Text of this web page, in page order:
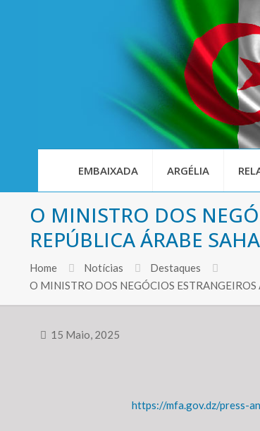
EMBAIXADA ARGÉLIA
O MINISTRO DOS
REPÚBLICA ÁRABE
Home Notícias
Destaques
O MINISTRO DOS NEGÓCIOS
15 Maio, 2025
https://mfa.gov.dz/press-